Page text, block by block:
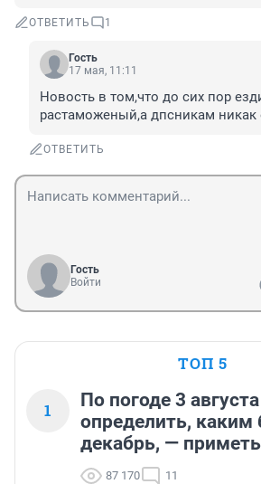
ОТВЕТИТЬ 1
Гость
17 мая, 11:11
Новость в том,что до сих пор
растаможеный,а дпсникам никак
ОТВЕТИТЬ
Гость
Войти
ТОП 5
1
По погоде 3
определить, каким
декабрь, —
87 170 11